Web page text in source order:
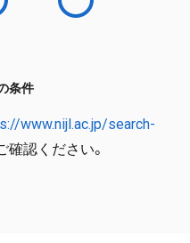
条件
www.nijl.ac.jp/search-
確認ください。